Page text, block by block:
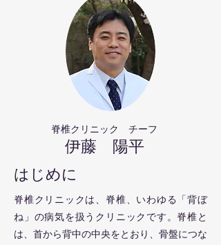
脊椎クリニック チーフ
伊藤 陽平
​はじめに
脊椎クリニックは、脊椎、いわゆる「背ぼ
ね」の病気を扱うクリニックです。脊椎と
は、首から背中の中央をとおり、骨盤につな